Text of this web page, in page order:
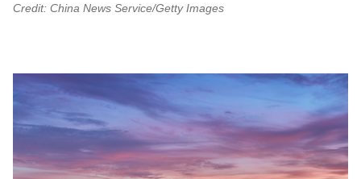
Credit: China News Service/Getty Images